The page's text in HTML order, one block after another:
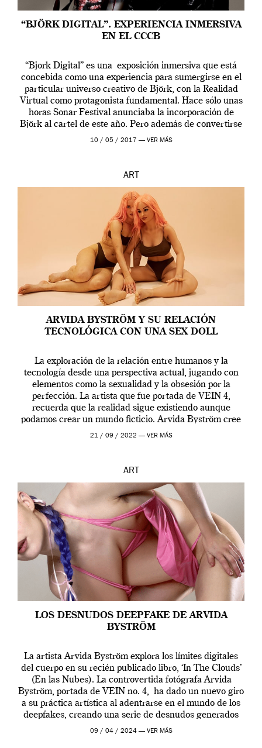
“BJÖRK DIGITAL”. EXPERIENCIA INMERSIVA
EN EL CCCB
“Bjork Digital” es una exposición inmersiva que está
concebida como una experiencia para sumergirse en el
particular universo creativo de Björk, con la Realidad
Virtual como protagonista fundamental. Hace sólo unas
horas Sonar Festival anunciaba la incorporación de
Björk al cartel de este año. Pero además de convertirse
en una de las actuaciones más relevantes […]
10 / 05 / 2017 — VER MÁS
ART
ARVIDA BYSTRÖM Y SU RELACIÓN
TECNOLÓGICA CON UNA SEX DOLL
La exploración de la relación entre humanos y la
tecnología desde una perspectiva actual, jugando con
elementos como la sexualidad y la obsesión por la
perfección. La artista que fue portada de VEIN 4,
recuerda que la realidad sigue existiendo aunque
podamos crear un mundo ficticio. Arvida Byström cree
que los humanos tienen un complejo […]
21 / 09 / 2022 — VER MÁS
ART
LOS DESNUDOS DEEPFAKE DE ARVIDA
BYSTRÖM
La artista Arvida Byström explora los límites digitales
del cuerpo en su recién publicado libro, ‘In The Clouds’
(En las Nubes). La controvertida fotógrafa Arvida
Byström, portada de VEIN no. 4, ha dado un nuevo giro
a su práctica artística al adentrarse en el mundo de los
deepfakes, creando una serie de desnudos generados
por […]
09 / 04 / 2024 — VER MÁS